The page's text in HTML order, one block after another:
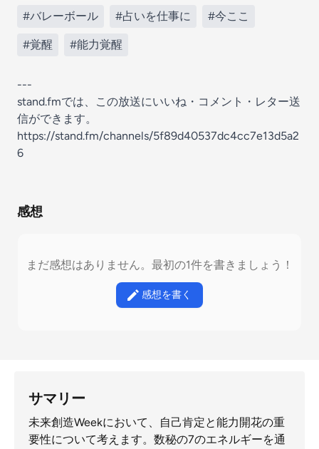
#バレーボール #占いを仕事に #今ここ
#覚醒 #能力覚醒
---
stand.fmでは、この放送にいいね・コメント・レター送
信ができます。
https://stand.fm/channels/5f89d40537dc4cc7e13d5a2
6
感想
まだ感想はありません。最初の1件を書きましょう！
感想を書く
サマリー
未来創造Weekにおいて、自己肯定と能力開花の重
要性について考えます。数秘の7のエネルギーを通